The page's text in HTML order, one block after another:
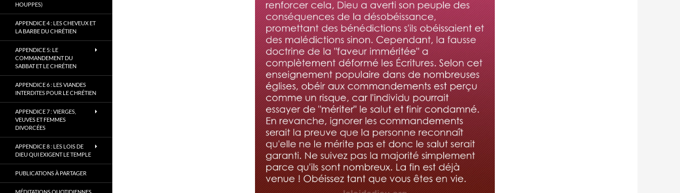
HOUPPES)
APPENDICE 4 : LES CHEVEUX ET
LA BARBE DU CHRÉTIEN
APPENDICE 5: LE
COMMANDEMENT DU
SABBAT ET LE CHRÉTIEN
APPENDICE 6 : LES VIANDES
INTERDITES POUR LE CHRÉTIEN
APPENDICE 7 : VIERGES,
VEUVES ET FEMMES
DIVORCÉES
APPENDICE 8 : LES LOIS DE
DIEU QUI EXIGENT LE TEMPLE
PUBLICATIONS À PARTAGER